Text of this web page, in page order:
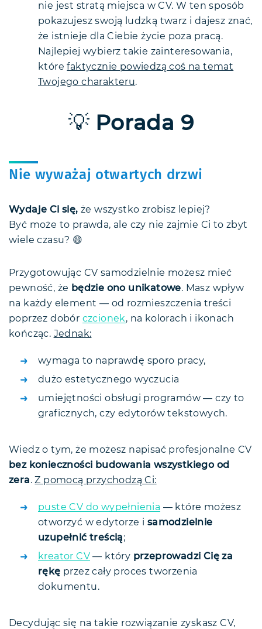
nie jest stratą miejsca w CV. W ten sposób
pokazujesz swoją ludzką twarz i dajesz znać,
że istnieje dla Ciebie życie poza pracą.
Najlepiej wybierz takie zainteresowania,
którefaktycznie powiedzą coś na temat
Twojego charakteru.
💡 Porada 9
Nie wyważaj otwartych drzwi
Wydaje Ci się, że wszystko zrobisz lepiej?
Być może to prawda, ale czy nie zajmie Ci to zbyt
wiele czasu? 😄
Przygotowując CV samodzielnie możesz mieć
pewność, że będzie ono unikatowe. Masz wpływ
na każdy element — od rozmieszczenia treści
poprzez dobór czcionek, na kolorach i ikonach
kończąc. Jednak:
wymaga to naprawdę sporo pracy,
dużo estetycznego wyczucia
umiejętności obsługi programów — czy to
graficznych, czy edytorów tekstowych.
Wiedz o tym, że możesz napisać profesjonalne CV
bez konieczności budowania wszystkiego od
zera. Z pomocą przychodzą Ci:
puste CV do wypełnienia — które możesz
otworzyć w edytorze i samodzielnie
uzupełnić treścią;
kreator CV — który przeprowadzi Cię za
rękę przez cały proces tworzenia
dokumentu.
Decydując się na takie rozwiązanie zyskasz CV,